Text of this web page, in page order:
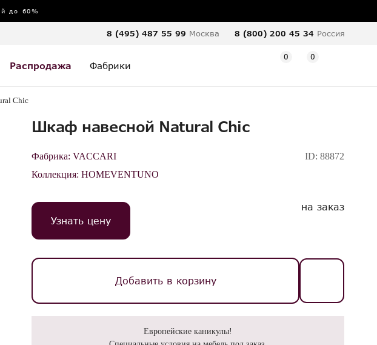
до 60%
8 (495) 487 55 99 Москва 8 (800) 200 45 34 Россия
Распродажа Фабрики
0 0
Chic
Шкаф навесной Natural Chic
Фабрика: VACCARI
Коллекция: HOMEVENTUNO
ID:88872
Узнать цену
на заказ
Добавить в корзину
Европейские каникулы!